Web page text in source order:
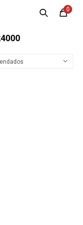
0
MI CUENTA
Sucursales